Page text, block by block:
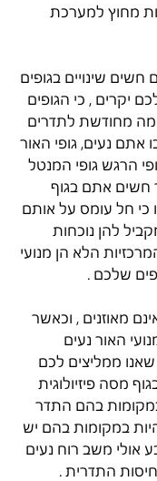
מחוץ למערכת
שינויים בגופים
יקרים , כי הגופים
מחודשת לתדרים
אתם נעים, גופי האור
הרגש גופי המנטל
חשים אתם בגוף
כי חל עומס על אותם
להן נוכחות
הלא הן מנועי
שלכם .
מאוזנים , וכאשר
האור נעים
ממליצים לכם
מסה פיזיולוגית
בהם התדר
במקומות בהם יש
אולי משב רוח נעים
התדרית .